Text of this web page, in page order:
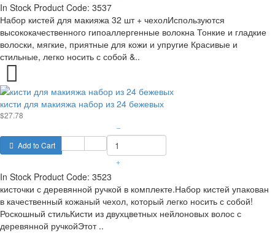
In Stock Product Code: 3537
Набор кистей для макияжа 32 шт + чехолИспользуются
высококачественного гипоаллергенные волокна Тонкие и гладкие
волоски, мягкие, приятные для кожи и упругие Красивые и
стильные, легко носить с собой &..
кисти для макияжа набор из 24 бежевых
$27.78
Add to Cart
–
+
In Stock Product Code: 3523
кисточки с деревянной ручкой в комплекте.Набор кистей упакован
в качественный кожаный чехол, который легко носить с собой!
Роскошный стильКисти из двухцветных нейлоновых волос с
деревянной ручкойЭтот ..